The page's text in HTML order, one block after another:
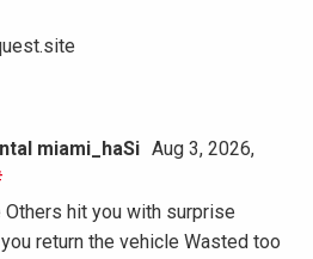
miami_haSi Aug 3, 2026,
Others hit you with surprise
return the vehicle Wasted too